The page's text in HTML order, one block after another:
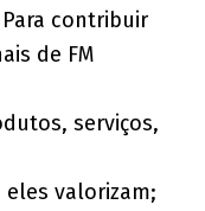
contribuir
de FM
serviços,
valorizam;